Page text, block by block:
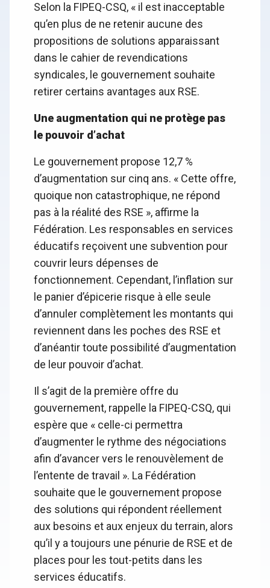
Selon la FIPEQ-CSQ, « il est inacceptable
qu’en plus de ne retenir aucune des
propositions de solutions apparaissant
dans le cahier de revendications
syndicales, le gouvernement souhaite
retirer certains avantages aux RSE.
Une augmentation qui ne protège pas
le pouvoir d’achat
Le gouvernement propose 12,7 %
d’augmentation sur cinq ans. « Cette offre,
quoique non catastrophique, ne répond
pas à la réalité des RSE », affirme la
Fédération. Les responsables en services
éducatifs reçoivent une subvention pour
couvrir leurs dépenses de
fonctionnement. Cependant, l’inflation sur
le panier d’épicerie risque à elle seule
d’annuler complètement les montants qui
reviennent dans les poches des RSE et
d’anéantir toute possibilité d’augmentation
de leur pouvoir d’achat.
Il s’agit de la première offre du
gouvernement, rappelle la FIPEQ-CSQ, qui
espère que « celle-ci permettra
d’augmenter le rythme des négociations
afin d’avancer vers le renouvèlement de
l’entente de travail ». La Fédération
souhaite que le gouvernement propose
des solutions qui répondent réellement
aux besoins et aux enjeux du terrain, alors
qu’il y a toujours une pénurie de RSE et de
places pour les tout-petits dans les
services éducatifs.